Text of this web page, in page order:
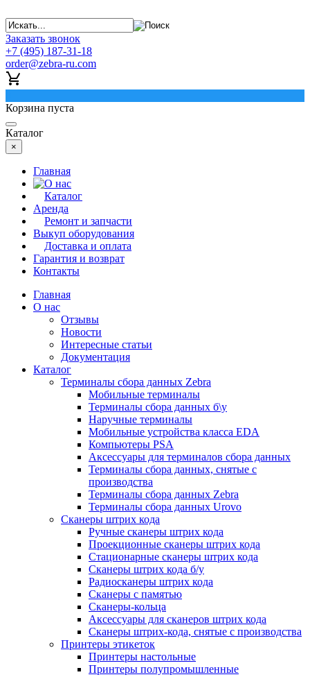
Заказать звонок
+7 (495) 187-31-18
order@zebra-ru.com
Корзина пуста
Каталог
×
Главная
О нас
Каталог
Аренда
Ремонт и запчасти
Выкуп оборудования
Доставка и оплата
Гарантия и возврат
Контакты
Главная
О нас
Отзывы
Новости
Интересные статьи
Документация
Каталог
Терминалы сбора данных Zebra
Мобильные терминалы
Терминалы сбора данных б\у
Наручные терминалы
Мобильные устройства класса EDA
Компьютеры PSA
Аксессуары для терминалов сбора данных
Терминалы сбора данных, снятые с
производства
Терминалы сбора данных Zebra
Терминалы сбора данных Urovo
Сканеры штрих кода
Ручные сканеры штрих кода
Проекционные сканеры штрих кода
Стационарные сканеры штрих кода
Сканеры штрих кода б/у
Радиосканеры штрих кода
Сканеры с памятью
Сканеры-кольца
Аксессуары для сканеров штрих кода
Сканеры штрих-кода, снятые с производства
Принтеры этикеток
Принтеры настольные
Принтеры полупромышленные